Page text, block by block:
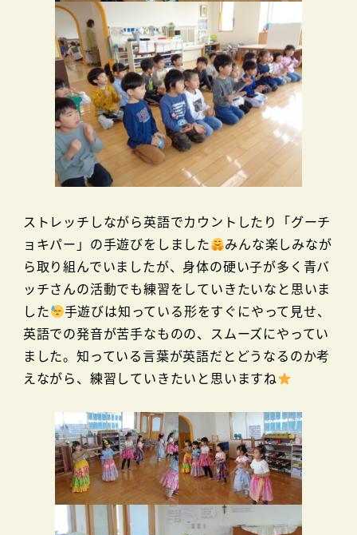
ストレッチしながら英語でカウントしたり「グーチ
ョキパー」の手遊びをしました
みんな楽しみなが
ら取り組んでいましたが、身体の硬い子が多く青バ
ッチさんの活動でも練習をしていきたいなと思いま
した
手遊びは知っている形をすぐにやって見せ、
英語での発音が苦手なものの、スムーズにやってい
ました。知っている言葉が英語だとどうなるのか考
えながら、練習していきたいと思いますね